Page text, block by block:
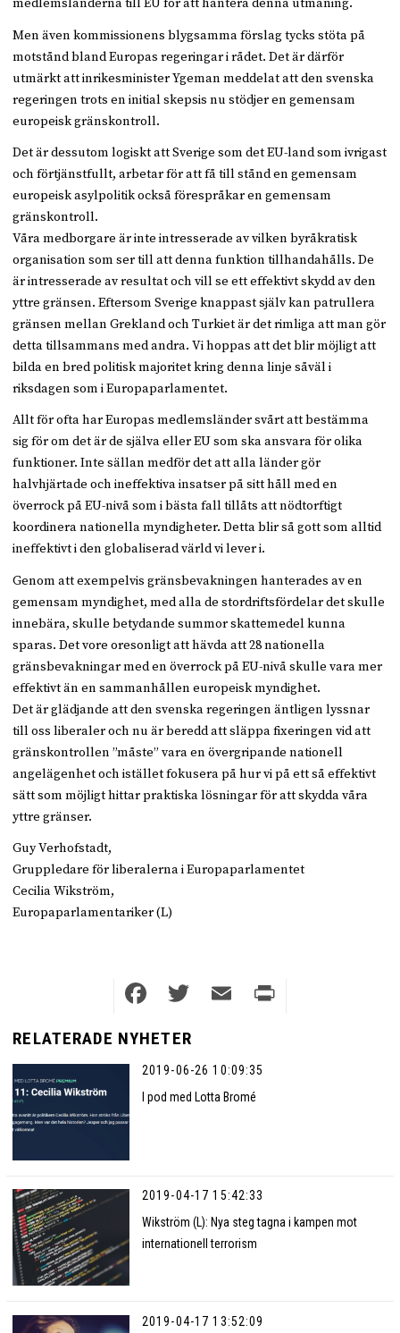
RELATERADE NYHETER
2019-06-26 10:09:35
I pod med Lotta Bromé
2019-04-17 15:42:33
Wikström (L): Nya steg tagna i kampen mot
internationell terrorism
2019-04-17 13:52:09
medlemsländerna till EU för att hantera denna utmaning.
Men även kommissionens blygsamma förslag tycks stöta på
motstånd bland Europas regeringar i rådet. Det är därför
utmärkt att inrikesminister Ygeman meddelat att den svenska
regeringen trots en initial skepsis nu stödjer en gemensam
europeisk gränskontroll.
Det är dessutom logiskt att Sverige som det EU-land som ivrigast
och förtjänstfullt, arbetar för att få till stånd en gemensam
europeisk asylpolitik också förespråkar en gemensam
gränskontroll.
Våra medborgare är inte intresserade av vilken byråkratisk
organisation som ser till att denna funktion tillhandahålls. De
är intresserade av resultat och vill se ett effektivt skydd av den
yttre gränsen. Eftersom Sverige knappast själv kan patrullera
gränsen mellan Grekland och Turkiet är det rimliga att man gör
detta tillsammans med andra. Vi hoppas att det blir möjligt att
bilda en bred politisk majoritet kring denna linje såväl i
riksdagen som i Europaparlamentet.
Allt för ofta har Europas medlemsländer svårt att bestämma
sig för om det är de själva eller EU som ska ansvara för olika
funktioner. Inte sällan medför det att alla länder gör
halvhjärtade och ineffektiva insatser på sitt håll med en
överrock på EU-nivå som i bästa fall tillåts att nödtorftigt
koordinera nationella myndigheter. Detta blir så gott som alltid
ineffektivt i den globaliserad värld vi lever i.
Genom att exempelvis gränsbevakningen hanterades av en
gemensam myndighet, med alla de stordriftsfördelar det skulle
innebära, skulle betydande summor skattemedel kunna
sparas. Det vore oresonligt att hävda att 28 nationella
gränsbevakningar med en överrock på EU-nivå skulle vara mer
effektivt än en sammanhållen europeisk myndighet.
Det är glädjande att den svenska regeringen äntligen lyssnar
till oss liberaler och nu är beredd att släppa fixeringen vid att
gränskontrollen ”måste” vara en övergripande nationell
angelägenhet och istället fokusera på hur vi på ett så effektivt
sätt som möjligt hittar praktiska lösningar för att skydda våra
yttre gränser.
Guy Verhofstadt,
Gruppledare för liberalerna i Europaparlamentet
Cecilia Wikström,
Europaparlamentariker (L)
Facebook
Twitter
Email